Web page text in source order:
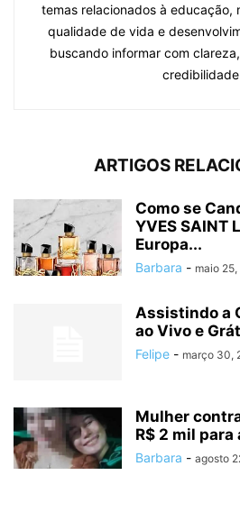
temas relacionados à educação,
qualidade de vida e
buscando informar com
ARTIGOS
Como se
YVES SAINT
Europa...
Barbara - maio
Assistindo a
ao Vivo e
Felipe - março 30,
Mulher
R$ 2 mil para
Barbara - agosto